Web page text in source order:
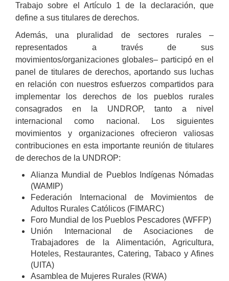
Trabajo sobre el Artículo 1 de la declaración, que
define a sus titulares de derechos.
Además, una pluralidad de sectores rurales –
representados a través de sus
movimientos/organizaciones globales– participó en el
panel de titulares de derechos, aportando sus luchas
en relación con nuestros esfuerzos compartidos para
implementar los derechos de los pueblos rurales
consagrados en la UNDROP, tanto a nivel
internacional como nacional. Los siguientes
movimientos y organizaciones ofrecieron valiosas
contribuciones en esta importante reunión de titulares
de derechos de la UNDROP:
Alianza Mundial de Pueblos Indígenas Nómadas
(WAMIP)
Federación Internacional de Movimientos de
Adultos Rurales Católicos (FIMARC)
Foro Mundial de los Pueblos Pescadores (WFFP)
Unión Internacional de Asociaciones de
Trabajadores de la Alimentación, Agricultura,
Hoteles, Restaurantes, Catering, Tabaco y Afines
(UITA)
Asamblea de Mujeres Rurales (RWA)